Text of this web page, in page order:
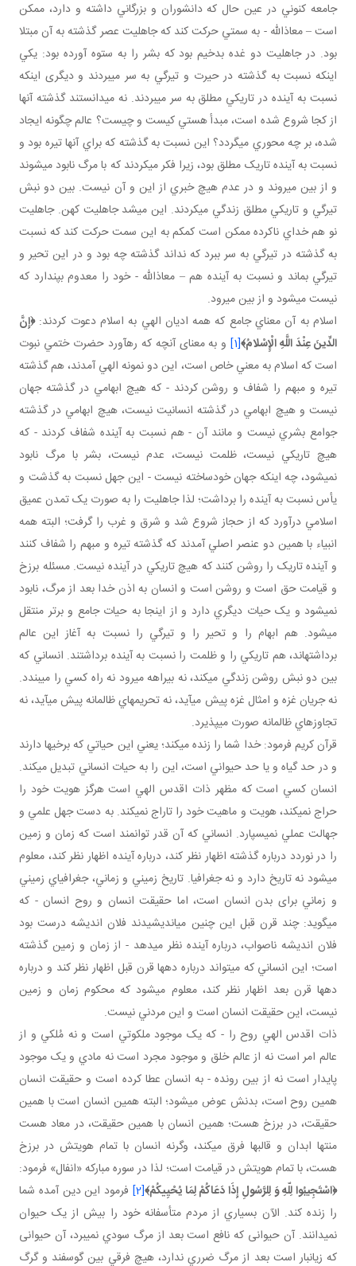
جامعه کنوني در عين حال که دانشوران و بزرگاني داشته و دارد، ممکن
است – معاذالله - به سمتي حرکت کند که جاهليت عصر گذشته به آن مبتلا
بود. در جاهليت دو غده بدخيم بود که بشر را به ستوه آورده بود: يکي
اينکه نسبت به گذشته در حيرت و تيرگي به سر مي بردند و ديگری اينکه
نسبت به آينده در تاريکي مطلق به سر مي بردند. نه مي دانستند گذشته آنها
از کجا شروع شده است، مبدأ هستي کيست و چيست؟ عالم چگونه ايجاد
شده، بر چه محوري مي گردد؟ اين نسبت به گذشته که براي آنها تيره بود و
نسبت به آينده تاريک مطلق بود، زيرا فکر مي کردند که با مرگ نابود مي شوند
و از بين مي روند و در عدم هيچ خبري از اين و آن نيست. بين دو نبش
تيرگي و تاريکي مطلق زندگي مي کردند. اين مي شد جاهليت کهن. جاهليت
نو هم خداي ناکرده ممکن است کم کم به اين سمت حرکت کند که نسبت
به گذشته در تيرگي به سر ببرد که نداند گذشته چه بود و در اين تحير و
تيرگي بماند و نسبت به آينده هم – معاذالله - خود را معدوم بپندارد که
نيست مي شود و از بين مي رود.
اسلام به آن معناي جامع که همه اديان الهي به اسلام دعوت کردند:﴿إِنَّ
الدِّينَ عِنْدَ اللَّهِ الْإِسْلامُ﴾[1] و به معنای آنچه که رهآورد حضرت ختمي نبوت
است که اسلام به معني خاص است، اين دو نمونه الهي آمدند، هم گذشته
تيره و مبهم را شفاف و روشن کردند - که هيچ ابهامي در گذشته جهان
نيست و هيچ ابهامي در گذشته انسانيت نيست، هيچ ابهامي در گذشته
جوامع بشري نيست و مانند آن - هم نسبت به آينده شفاف کردند - که
هيچ تاريکي نيست، ظلمت نيست، عدم نيست، بشر با مرگ نابود
نمي شود، چه اينکه جهان خودساخته نيست - اين جهل نسبت به گذشت و
يأس نسبت به آينده را برداشت؛ لذا جاهليت را به صورت يک تمدن عميق
اسلامي درآورد که از حجاز شروع شد و شرق و غرب را گرفت؛ البته همه
انبياء با همين دو عنصر اصلي آمدند که گذشته تيره و مبهم را شفاف کنند
و آينده تاريک را روشن کنند که هيچ تاريکي در آينده نيست. مسئله برزخ
و قيامت حق است و روشن است و انسان به اذن خدا بعد از مرگ، نابود
نمي شود و يک حيات ديگري دارد و از اينجا به حيات جامع و برتر منتقل
مي شود. هم ابهام را و تحير را و تيرگي را نسبت به آغاز اين عالم
برداشته اند، هم تاريکي را و ظلمت را نسبت به آينده برداشتند. انساني که
بين دو نبش روشن زندگي مي کند، نه بيراهه مي رود نه راه کسي را مي بندد.
نه جريان غزه و امثال غزه پيش مي آيد، نه تحريم هاي ظالمانه پيش مي آيد، نه
تجاوزهاي ظالمانه صورت مي پذيرد.
قرآن کريم فرمود: خدا شما را زنده مي کند؛ يعني اين حياتي که برخي ها دارند
و در حد گياه و يا حد حيواني است، اين را به حيات انساني تبديل مي کند.
انسان کسي است که مظهر ذات اقدس الهي است هرگز هويت خود را
حراج نمي کند، هويت و ماهيت خود را تاراج نمي کند. به دست جهل علمي و
جهالت عملي نمي سپارد. انساني که آن قدر توانمند است که زمان و زمين
را در نوردد درباره گذشته اظهار نظر کند، درباره آينده اظهار نظر کند، معلوم
مي شود نه تاريخ دارد و نه جغرافيا. تاريخ زميني و زماني، جغرافياي زميني
و زماني برای بدن انسان است، اما حقيقت انسان و روح انسان - که
مي گويد: چند قرن قبل اين چنين مي انديشيدند فلان انديشه درست بود
فلان انديشه ناصواب، درباره آينده نظر مي دهد - از زمان و زمين گذشته
است؛ اين انساني که مي تواند درباره ده ها قرن قبل اظهار نظر کند و درباره
ده ها قرن بعد اظهار نظر کند، معلوم مي شود که محکوم زمان و زمين
نيست، اين حقيقت انسان است و اين مردني نيست.
ذات اقدس الهي روح را - که يک موجود ملکوتي است و نه مُلکي و از
عالم امر است نه از عالم خلق و موجود مجرد است نه مادي و يک موجود
پايدار است نه از بين رونده - به انسان عطا کرده است و حقيقت انسان
همين روح است، بدنش عوض مي شود؛ البته همين انسان است با همين
حقيقت، در برزخ هست؛ همين انسان با همين حقيقت، در معاد هست
منتها ابدان و قالب ها فرق مي کند، وگرنه انسان با تمام هويتش در برزخ
هست، با تمام هويتش در قيامت است؛ لذا در سوره مبارکه «انفال» فرمود:
﴿اسْتَجِيبُوا لِلّهِ وَ لِلرَّسُولِ إِذَا دَعَاكُمْ لِمَا يُحْيِيكُمْ﴾[2]
فرمود اين دين آمده شما
را زنده کند. الآن بسياري از مردم متأسفانه خود را بيش از يک حيوان
نمي دانند. آن حيوانی که نافع است بعد از مرگ سودي نمي برد، آن حيوانی
که زيانبار است بعد از مرگ ضرري ندارد، هيچ فرقي بين گوسفند و گرگ